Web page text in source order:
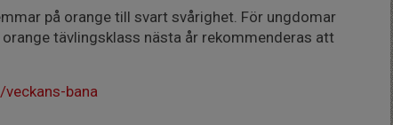
på orange till svart svårighet. För ungdomar
tävlingsklass nästa år rekommenderas att
bana